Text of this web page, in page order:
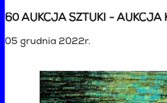
05 grudnia 2022r.